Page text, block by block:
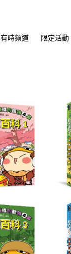
有時頻道 限定活動